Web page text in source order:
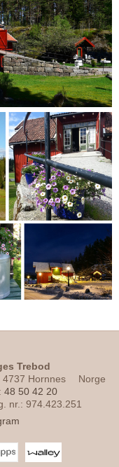
Trebod
4737 Hornnes
Norge
: 48 50 42 20
nr. : 974.423.251